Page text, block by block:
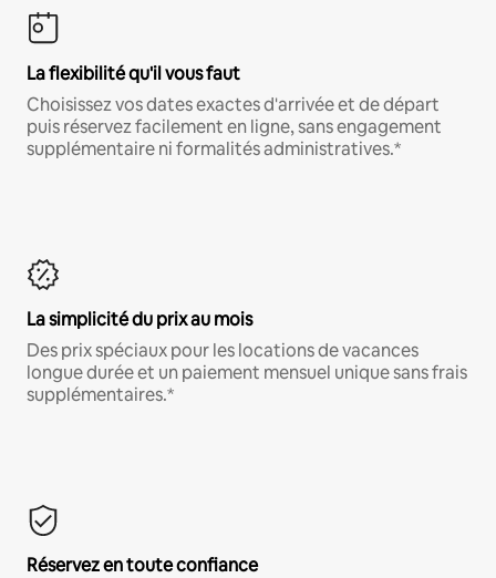
La flexibilité qu'il vous faut
Choisissez vos dates exactes d'arrivée et de départ
puis réservez facilement en ligne, sans engagement
supplémentaire ni formalités administratives.*
La simplicité du prix au mois
Des prix spéciaux pour les locations de vacances
longue durée et un paiement mensuel unique sans frais
supplémentaires.*
Réservez en toute confiance